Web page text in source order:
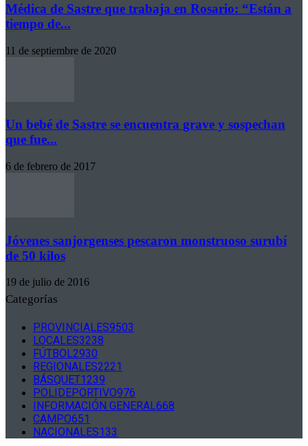
Médica de Sastre que trabaja en Rosario: “Están a
tiempo de...
11 de septiembre de 2020
Un bebé de Sastre se encuentra grave y sospechan
que fue...
6 de febrero de 2017
Jóvenes sanjorgenses pescaron monstruoso surubí
de 50 kilos
19 de julio de 2016
Categorías
PROVINCIALES9503
LOCALES3238
FÚTBOL2930
REGIONALES2221
BÁSQUET1239
POLIDEPORTIVO976
INFORMACIÓN GENERAL668
CAMPO651
NACIONALES133